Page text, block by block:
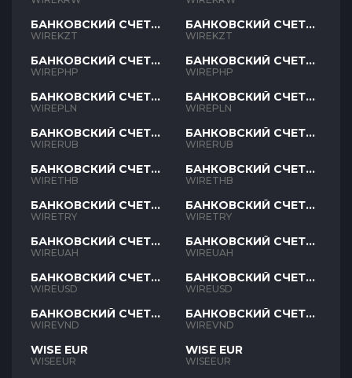
БАНКОВСКИЙ СЧЕТ
KZT
WIREKZT
БАНКОВСКИЙ СЧЕТ
PHP
WIREPHP
БАНКОВСКИЙ СЧЕТ
PLN
WIREPLN
БАНКОВСКИЙ СЧЕТ
RUB
WIRERUB
БАНКОВСКИЙ СЧЕТ
THB
WIRETHB
БАНКОВСКИЙ СЧЕТ
TRY
WIRETRY
БАНКОВСКИЙ СЧЕТ
UAH
WIREUAH
БАНКОВСКИЙ СЧЕТ
USD
WIREUSD
БАНКОВСКИЙ СЧЕТ
VND
WIREVND
WISE EUR
WISEEUR
БАНКОВСКИЙ СЧЕТ
KZT
WIREKZT
БАНКОВСКИЙ СЧЕТ
PHP
WIREPHP
БАНКОВСКИЙ СЧЕТ
PLN
WIREPLN
БАНКОВСКИЙ СЧЕТ
RUB
WIRERUB
БАНКОВСКИЙ СЧЕТ
THB
WIRETHB
БАНКОВСКИЙ СЧЕТ
TRY
WIRETRY
БАНКОВСКИЙ СЧЕТ
UAH
WIREUAH
БАНКОВСКИЙ СЧЕТ
USD
WIREUSD
БАНКОВСКИЙ СЧЕТ
VND
WIREVND
WISE EUR
WISEEUR